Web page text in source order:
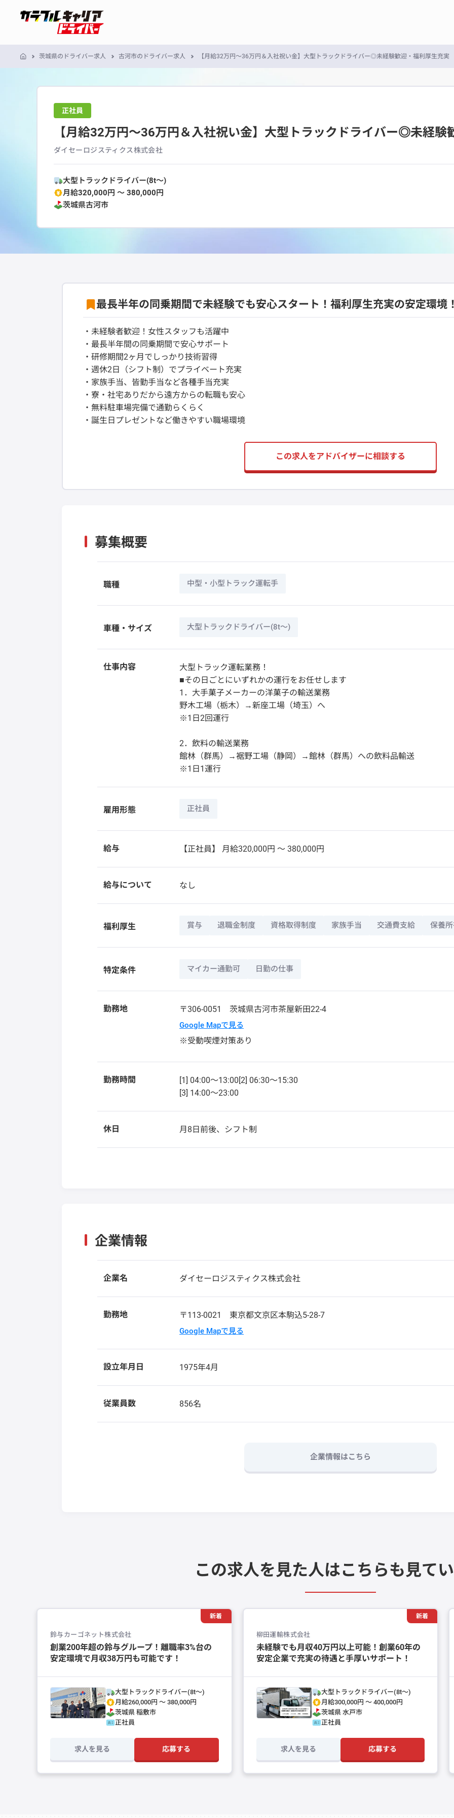
茨城県のドライバー求人 古河市のドライバー求人 【月給32万円〜36万円＆入社祝い金】大型トラックドライバー◎未経験歓迎・福利厚生充実
正社員
【月給32万円〜36万円＆入社祝い金】大型トラックドライバー◎未経験
ダイセーロジスティクス株式会社
大型トラックドライバー(8t～)
月給320,000円 〜 380,000円
茨城県古河市
最長半年の同乗期間で未経験でも安心スタート！福利厚生充実の安定環境
・未経験者歓迎！女性スタッフも活躍中
・最長半年間の同乗期間で安心サポート
・研修期間2ヶ月でしっかり技術習得
・週休2日（シフト制）でプライベート充実
・家族手当、皆勤手当など各種手当充実
・寮・社宅ありだから遠方からの転職も安心
・無料駐車場完備で通勤らくらく
・誕生日プレゼントなど働きやすい職場環境
この求人をアドバイザーに相談する
募集概要
職種 中型・小型トラック運転手
車種・サイズ 大型トラックドライバー(8t～)
仕事内容
大型トラック運転業務！
■その日ごとにいずれかの運行をお任せします
1．大手菓子メーカーの洋菓子の輸送業務
野木工場（栃木）→新座工場（埼玉）へ
※1日2回運行
2．飲料の輸送業務
館林（群馬）→裾野工場（静岡）→館林（群馬）への飲料品輸送
※1日1運行
雇用形態 正社員
給与 【正社員】 月給320,000円 〜 380,000円
給与について なし
福利厚生 賞与 退職金制度 資格取得制度 家族手当 交通費支給 保養
特定条件 マイカー通勤可 日勤の仕事
勤務地 〒306-0051 茨城県古河市茶屋新田22-4
Google Mapで見る
※受動喫煙対策あり
勤務時間
[1] 04:00～13:00[2] 06:30～15:30
[3] 14:00～23:00
休日 月8日前後、シフト制
企業情報
企業名 ダイセーロジスティクス株式会社
勤務地 〒113-0021 東京都文京区本駒込5-28-7
Google Mapで見る
設立年月日 1975年4月
従業員数 856名
企業情報はこちら
この求人を見た人はこちらも見て
新着
鈴与カーゴネット株式会社
創業200年超の鈴与グループ！離職率3%台の
安定環境で月収38万円も可能です！
大型トラックドライバー(8t～)
月給260,000円 〜 380,000円
茨城県 稲敷市
正社員
求人を見る 応募する
新着
柳田運輸株式会社
未経験でも月収40万円以上可能！創業60年の
安定企業で充実の待遇と手厚いサポート！
大型トラックドライバー(8t～)
月給300,000円 〜 400,000円
茨城県 水戸市
正社員
求人を見る 応募する